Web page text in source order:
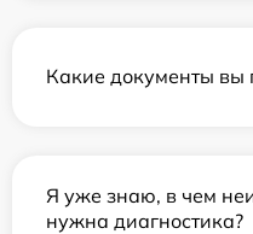
Какие документы вы
Я уже знаю, в чем
нужна диагностика?